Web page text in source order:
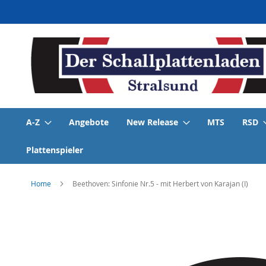
zum
Inhalt
A-Z Angebote New Release MTS RSD
Plattenspieler
Home Beethoven: Sinfonie Nr.5 - mit Herbert von Karajan (I)